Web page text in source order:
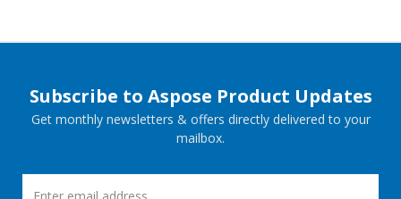
Subscribe to Aspose Product Updates
Get monthly newsletters & offers directly delivered to your
mailbox.